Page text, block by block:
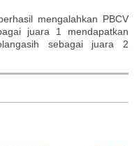
mengalahkan PBCV
juara 1 mendapatkan
sebagai juara 2